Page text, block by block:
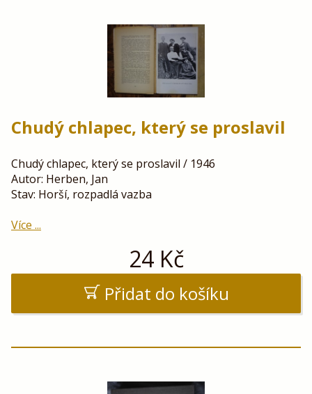
Chudý chlapec, který se proslavil
Chudý chlapec, který se proslavil / 1946
Autor: Herben, Jan
Stav: Horší, rozpadlá vazba
Více ...
24Kč
Přidat do košíku